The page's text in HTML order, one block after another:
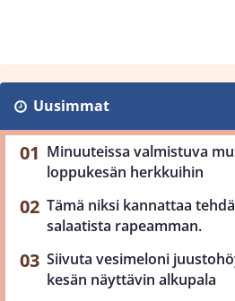
Uusimmat
Minuuteissa valmistuva
loppukesän herkkuihin
Tämä niksi kannattaa
salaatista rapeamman.
Siivuta vesimeloni
kesän näyttävin alkupala